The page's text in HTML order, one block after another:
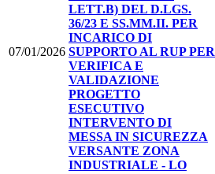
07/01/2026
LETT.B) DEL D.LGS.
36/23 E SS.MM.II. PER
INCARICO DI
SUPPORTO AL RUP PER
VERIFICA E
VALIDAZIONE
PROGETTO
ESECUTIVO
INTERVENTO DI
MESSA IN SICUREZZA
VERSANTE ZONA
INDUSTRIALE - LO